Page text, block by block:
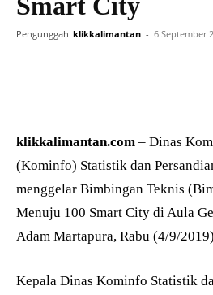
Pengunggah klikkalimantan - 6 September
klikkalimantan.com – Dinas
(Kominfo) Statistik dan
menggelar Bimbingan Teknis
Menuju 100 Smart City di Aula
Adam Martapura, Rabu (4/9/
Kepala Dinas Kominfo Statistik